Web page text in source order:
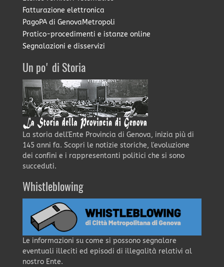
Fatturazione elettronica
PagoPA di GenovaMetropoli
Pratico-procedimenti e istanze online
Segnalazioni e disservizi
Un po' di Storia
La storia dell'Ente Provincia di Genova, inizia più di
145 anni fa. Scopri le notizie storiche, l'evoluzione
dei confini e i rappresentanti politici che si sono
succeduti.
Whistleblowing
Le informazioni su come si possono segnalare
eventuali illeciti ed episodi di illegalità relativi al
nostro Ente.